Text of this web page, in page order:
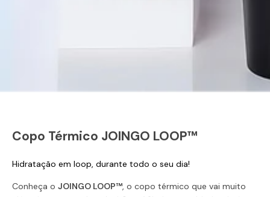
Copo Térmico JOINGO LOOP™
Hidratação em loop, durante todo o seu dia!
Conheça o JOINGO LOOP™, o copo térmico que vai muito